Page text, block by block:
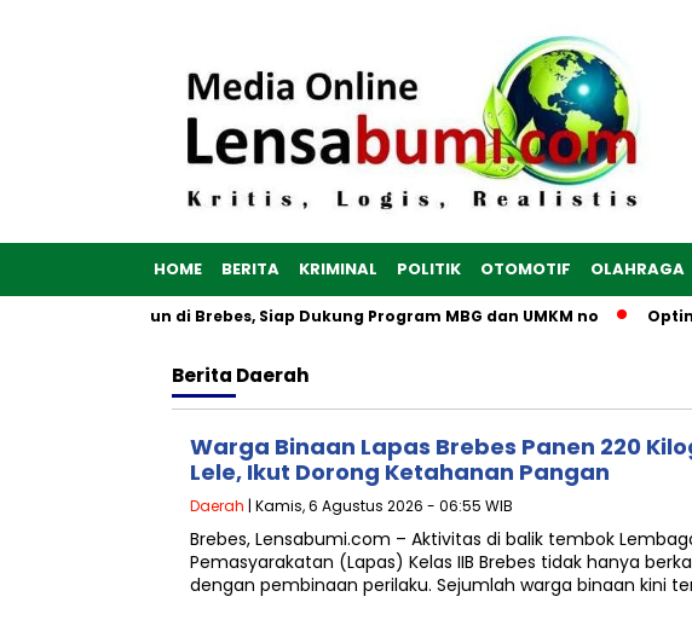
HOME BERITA KRIMINAL POLITIK OTOMOTIF OLAHRAGA
Dibangun di Brebes, Siap Dukung Program MBG dan UMKM no
Berita Daerah
Warga Binaan Lapas Brebes Panen 220
Lele, Ikut Dorong Ketahanan Pangan
Daerah | Kamis, 6 Agustus 2026 - 06:55 WIB
Brebes, Lensabumi.com – Aktivitas di balik tembok
Pemasyarakatan (Lapas) Kelas IIB Brebes tidak hanya
dengan pembinaan perilaku. Sejumlah warga binaan kini